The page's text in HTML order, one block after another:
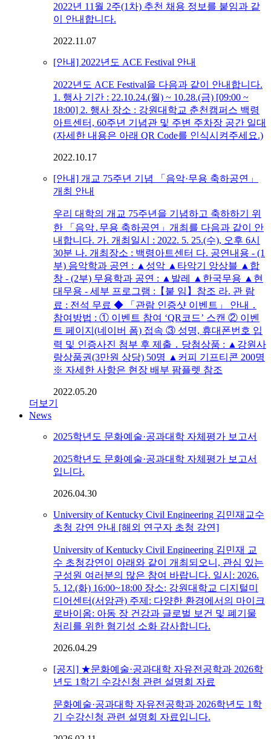
2022년 11월 2주(1차) 추천 채용 정보를 붙임과 같
이 안내합니다.
2022.11.07
[안내] 2022년도 ACE Festival 안내
2022년도 ACE Festival을 다음과 같이 안내합니다.
1. 행사 기간 : 22.10.24.(월) ~ 10.28.(금) [09:00 ~
18:00] 2. 행사 장소 : 강원대학교 춘천캠퍼스 백령
아트센터, 60주년 기념관 및 주변 주차장 공간 일대
(자세한 내용은 아래 QR Code를 인식시켜주세요.)
2022.10.17
[안내] 개교 75주년 기념 「음악·무용 축하공연」
개최 안내
우리 대학의 개교 75주년을 기념하고 축하하기 위
한 「음악․무용 축하공연」개최를 다음과 같이 안
내합니다. 가. 개최일시 : 2022. 5. 25.(수), 오후 6시
30분 나. 개최장소 : 백령아트센터 다. 공연내용 - (1
부) 음악학과 공연 : ▲성악 ▲타악기 앙상블 ▲합
창 - (2부) 무용학과 공연 : ▲발레 ▲한국무용 ▲현
대무용 - 세부 프로그램 :【붙 임】참조 라. 관 람
료 : 전석 무료 ◆ 「관람 인증샷 이벤트」 안내 ․
참여방법 : ① 이벤트 참여 ‘QR코드’ 스캔 ② 이벤
트 페이지(네이버 폼) 접속 ③ 성명, 휴대폰번호 입
력 및 인증사진 첨부 후 제출 ․ 당첨상품 : ▲강원사
랑상품권(3만원 상당) 50명 ▲커피 기프티콘 200명
※ 자세한 사항은 현장 배부 팜플렛 참조
2022.05.20
더보기
News
2025학년도 문화예술·공과대학 자체평가 보고서
2025학년도 문화예술·공과대학 자체평가 보고서
입니다.
2026.04.30
University of Kentucky Civil Engineering 김민재교수
초청 강연 안내 [해외 연구자 초청 강연]
University of Kentucky Civil Engineering 김민재 교
수 초청강연이 아래와 같이 개최되오니, 관심 있는
구성원 여러분의 많은 참여 바랍니다. 일시: 2026.
5. 12.(화) 16:00~18:00 장소: 강원대학교 디지털미
디어센터(서암관) 주제: 다양한 환경에서의 마이크
로바이옴: 아동 장 건강과 글로벌 보건 및 폐기물
처리를 위한 혐기성 소화 감사합니다.
2026.04.29
[공지] ★문화예술·공과대학 자유전공학과 2026학
년도 1학기 수강신청 관련 설명회 자료
문화예술·공과대학 자유전공학과 2026학년도 1학
기 수강신청 관련 설명회 자료입니다.